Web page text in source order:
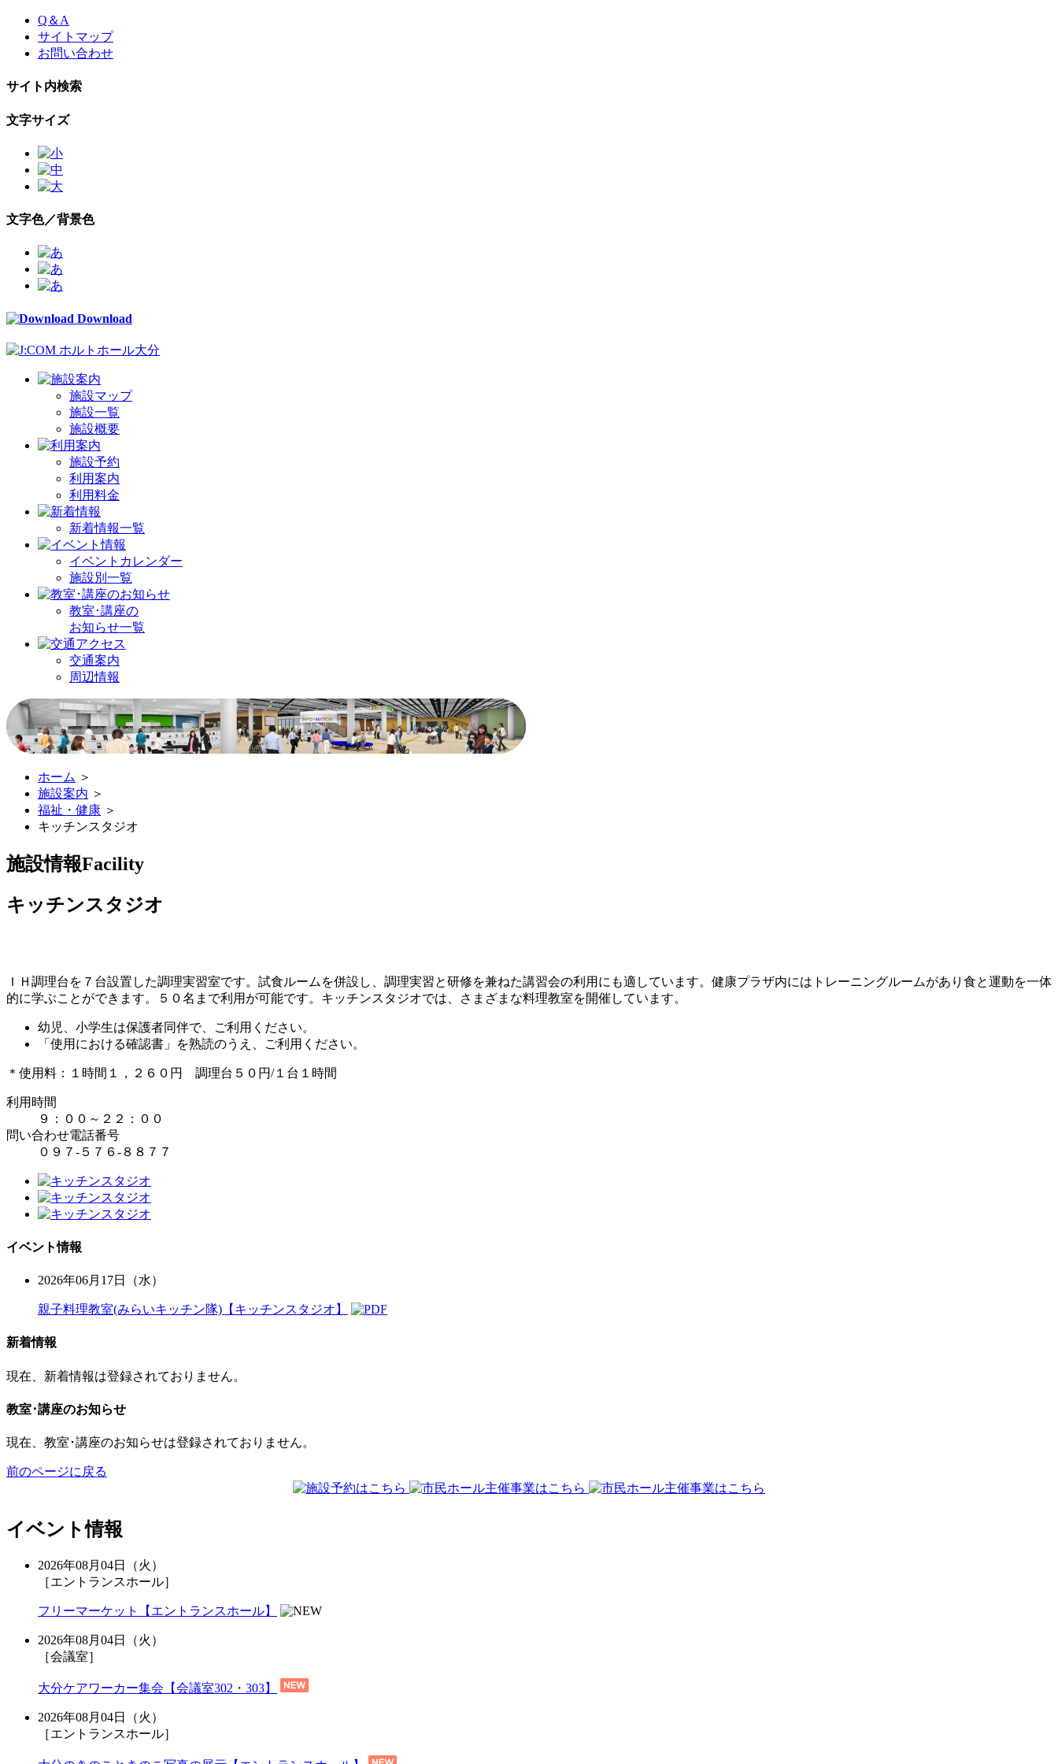
Skip
content
Q＆A
サイトマップ
お問い合わせ
サイト内検索
文字サイズ
文字色／背景色
Download
施設マップ
施設一覧
施設概要
施設予約
利用案内
利用料金
新着情報一覧
イベントカレンダー
施設別一覧
教室･講座の
お知らせ一覧
交通案内
周辺情報
ホーム ＞
施設案内 ＞
福祉・健康 ＞
キッチンスタジオ
施設情報Facility
キッチンスタジオ
ＩＨ調理台を７台設置した調理実習室です。試食ルームを併設し、調理実習と研修を兼ねた講習会の利用にも適しています。健康プラザ内にはトレーニングルームがあり食と運動を一体
的に学ぶことができます。５０名まで利用が可能です。キッチンスタジオでは、さまざまな料理教室を開催しています。
幼児、小学生は保護者同伴で、ご利用ください。
「使用における確認書」を熟読のうえ、ご利用ください。
＊使用料：１時間１，２６０円 調理台５０円/１台１時間
利用時間
９：００～２２：００
問い合わせ電話番号
０９７-５７６-８８７７
イベント情報
2026年06月17日（水）
親子料理教室(みらいキッチン隊)【キッチンスタジオ】
新着情報
現在、新着情報は登録されておりません。
教室･講座のお知らせ
現在、教室･講座のお知らせは登録されておりません。
前のページに戻る
イベント情報
2026年08月04日（火）
［エントランスホール］
フリーマーケット【エントランスホール】
2026年08月04日（火）
［会議室］
大分ケアワーカー集会【会議室302・303】
2026年08月04日（火）
［エントランスホール］